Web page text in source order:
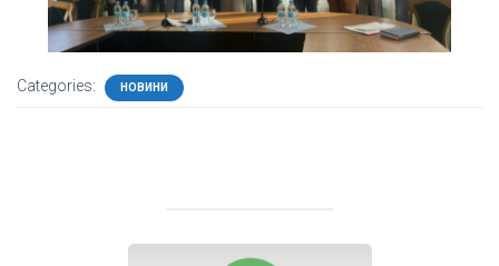
Categories: НОВИНИ